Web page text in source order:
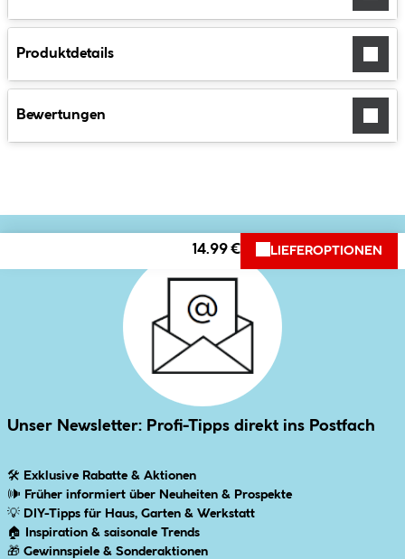
Produktdetails
Bewertungen
14.99 € LIEFEROPTIONEN
Unser Newsletter: Profi-Tipps direkt ins Postfach
🛠 Exklusive Rabatte & Aktionen
🕪 Früher informiert über Neuheiten & Prospekte
💡 DIY-Tipps für Haus, Garten & Werkstatt
🏠
Inspiration & saisonale Trends
🎁 Gewinnspiele & Sonderaktionen